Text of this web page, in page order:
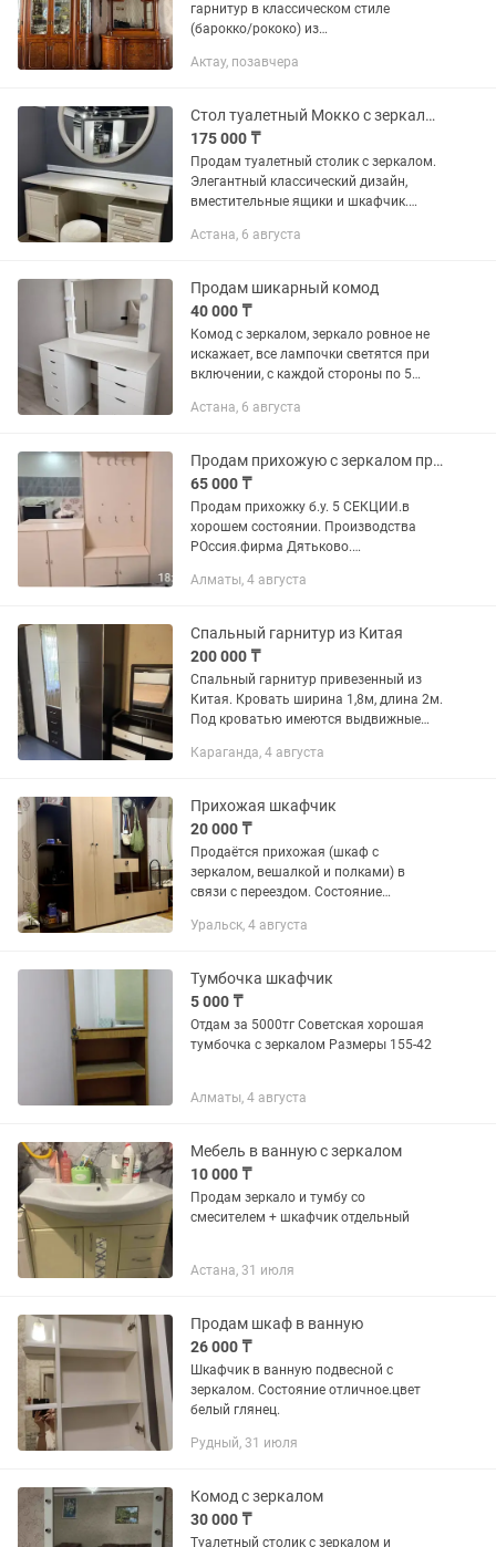
гарнитур в классическом стиле
(барокко/рококо) из
Мебель выглядит невероятно статно,
исполнения —...
Актау, позавчера
Стол туалетный Мокко с зеркалом
175 000 ₸
Продам туалетный столик с зеркалом.
Элегантный классический дизайн,
вместительные ящики и шкафчик.
золотые ручки. Отлично подойдет для
Астана, 6 августа
Продам шикарный комод
40 000 ₸
Комод с зеркалом, зеркало ровное не
искажает, все лампочки светятся при
включении, с каждой стороны по 5
аксессуаров и белья
Астана, 6 августа
Продам прихожую с зеркалом производитель Россия
65 000 ₸
Продам прихожку б.у. 5 СЕКЦИИ.в
хорошем состоянии. Производства
РОссия.фирма Дятьково.
ОБУВЬ,+ЗЕРКАЛО+ ТУМБА ДЛЯ ВЕЩЕЙ
полками..общая длинна составляет
Алматы, 4 августа
Спальный гарнитур из Китая
200 000 ₸
Спальный гарнитур привезенный из
Китая. Кровать ширина 1,8м, длина 2м.
Под кроватью имеются выдвижные
производство Гонг-Конг на этикетке
Караганда, 4 августа
Прихожая шкафчик
20 000 ₸
Продаётся прихожая (шкаф с
зеркалом, вешалкой и полками) в
связи с переездом. Состояние
Уральск, 4 августа
Тумбочка шкафчик
5 000 ₸
Отдам за 5000тг Советская хорошая
тумбочка с зеркалом Размеры 155-42
Алматы, 4 августа
Мебель в ванную с зеркалом
10 000 ₸
Продам зеркало и тумбу со
смесителем + шкафчик отдельный
Астана, 31 июля
Продам шкаф в ванную
26 000 ₸
Шкафчик в ванную подвесной с
зеркалом. Состояние отличное.цвет
белый глянец.
Рудный, 31 июля
Комод с зеркалом
30 000 ₸
Туалетный столик с зеркалом и